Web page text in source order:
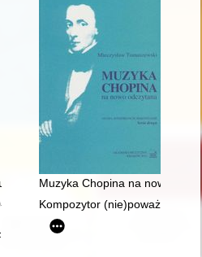
Fryderyka Chopina
Muzyka Chopina na nowo
i George Sand [1804-1876]
Kompozytor (nie)poważny.
Chopina i Warszawa w